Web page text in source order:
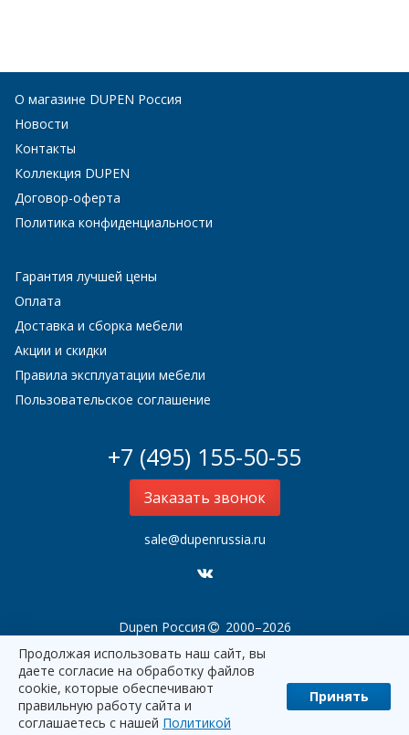
О магазине DUPEN Россия
Новости
Контакты
Коллекция DUPEN
Договор-оферта
Политика конфиденциальности
Гарантия лучшей цены
Оплата
Доставка и сборка мебели
Акции и скидки
Правила эксплуатации мебели
Пользовательское соглашение
+7 (495) 155-50-55
Заказать звонок
sale@dupenrussia.ru
Dupen Россия 2000–2026
Продолжая использовать наш сайт, вы
даете согласие на обработку файлов
cookie, которые обеспечивают
правильную работу сайта и
соглашаетесь с нашей Политикой
Принять